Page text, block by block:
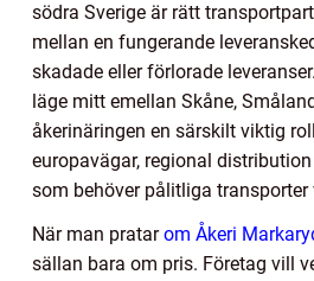
södra Sverige är rätt
mellan en fungerande
skadade eller förlorade
läge mitt emellan Skåne,
åkerinäringen en särskilt viktig
europavägar, regional
som behöver pålitliga transporter
När man pratarom Åkeri
sällan bara om pris. Företag vill